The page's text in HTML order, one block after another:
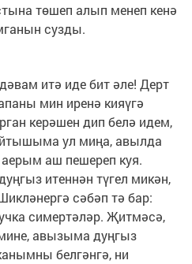
төшеп алып менеп кенә
сузды.
итә иде бит әле! Дерт
мин иренә кияүгә
керәшен дип белә идем,
ул миңа, авылда
аш пешереп куя.
итеннән түгел микән,
сәбәп тә бар:
симертәләр. Җитмәсә,
авызыма дуңгыз
белгәнгә, ни